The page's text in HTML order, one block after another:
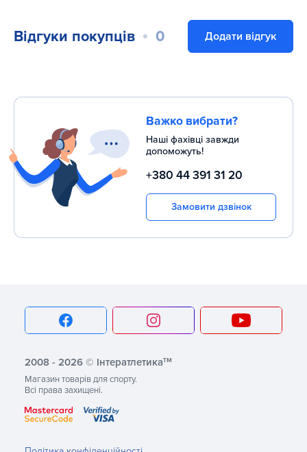
Відгуки покупців 0 Додати відгук
Важко вибрати?
Наші фахівці завжди
допоможуть!
+380 44 391 31 20
Замовити дзвінок
2008 - 2026 © Інтератлетикатм
Магазин товарів для спорту.
Всі права захищені.